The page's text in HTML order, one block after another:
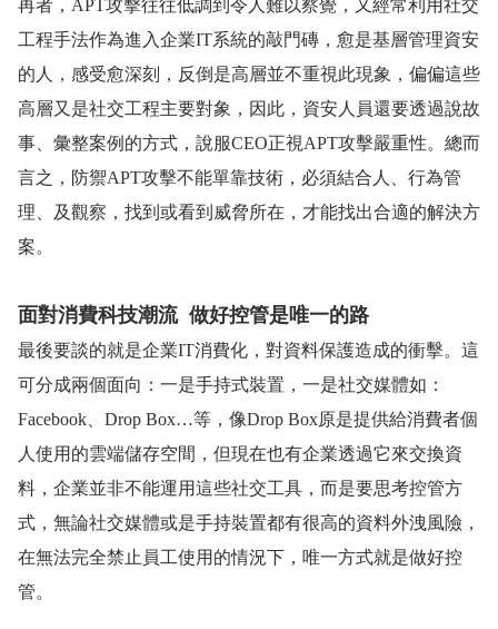
再者， APT攻擊往往低調到令人難以察覺，又經常利用社交
工程手法作為進入企業IT系統的敲門磚，愈是基層管理資安
的人，感受愈深刻，反倒是高層並不重視此現象，偏偏這些
高層又是社交工程主要對象，因此，資安人員還要透過說故
事、彙整案例的方式，說服CEO正視APT攻擊嚴重性。總而
言之，防禦APT攻擊不能單靠技術，必須結合人、行為管
理、及觀察，找到或看到威脅所在，才能找出合適的解決方
案。
面對消費科技潮流 做好控管是唯一的路
最後要談的就是企業IT消費化，對資料保護造成的衝擊。這
可分成兩個面向：一是手持式裝置，一是社交媒體如：
Facebook、 Drop Box…等，像Drop Box原是提供給消費者個
人使用的雲端儲存空間，但現在也有企業透過它來交換資
料，企業並非不能運用這些社交工具，而是要思考控管方
式，無論社交媒體或是手持裝置都有很高的資料外洩風險，
在無法完全禁止員工使用的情況下，唯一方式就是做好控
管。